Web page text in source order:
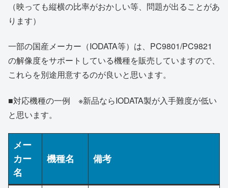
（映っても縦横の比率がおかしい等、問題が出ることがあ
ります）
一部の国産メーカー（IODATA等）は、PC9801/PC9821
の解像度をサポートしている機種を販売していますので、
これらを別途用意するのが良いと思います。
■対応機種の一例 ※新品ならIODATA製が入手難度が低い
と思います。
メー
カー
名
機種名 備考